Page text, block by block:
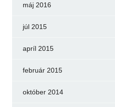
máj 2016
júl 2015
apríl 2015
február 2015
október 2014